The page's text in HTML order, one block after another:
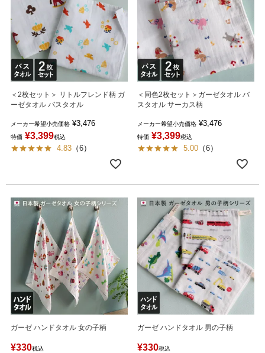
＜2枚セット＞ リトルフレンド柄 ガ
ーゼタオル バスタオル
メーカー希望小売価格 ¥3,476
特価 ¥3,399税込
4.83 （6）
＜同色2枚セット＞ガーゼタオル バ
スタオル サーカス柄
メーカー希望小売価格 ¥3,476
特価 ¥3,399税込
5.00 （6）
ガーゼ ハンドタオル 女の子柄
¥330税込
ガーゼ ハンドタオル 男の子柄
¥330税込